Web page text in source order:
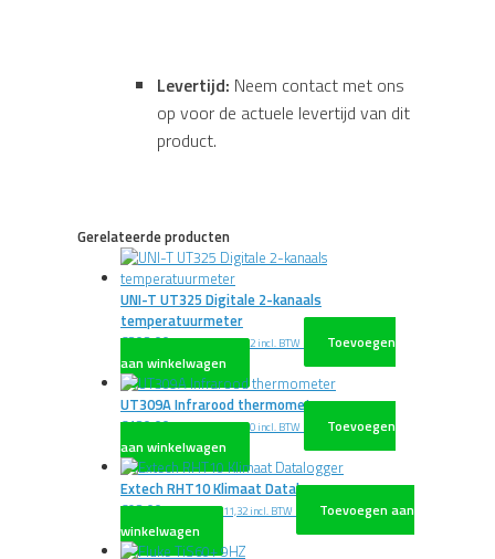
Levertijd: Neem contact met ons
op voor de actuele levertijd van dit
product.
Gerelateerde producten
UNI-T UT325 Digitale 2-kanaals
temperatuurmeter
€202,00 excl. BTW€244,42 incl. BTW
Toevoegen
aan winkelwagen
UT309A Infrarood thermometer
€120,00 excl. BTW€145,20 incl. BTW
Toevoegen
aan winkelwagen
Extech RHT10 Klimaat Datalogger
€92,00 excl. BTW€111,32 incl. BTW
Toevoegen aan
winkelwagen